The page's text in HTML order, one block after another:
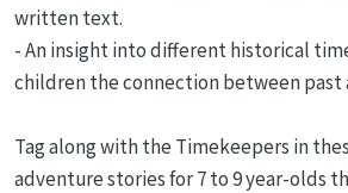
written text.
- An insight into different historical
children the connection between past
Tag along with the Timekeepers in
adventure stories for 7 to 9 year-olds